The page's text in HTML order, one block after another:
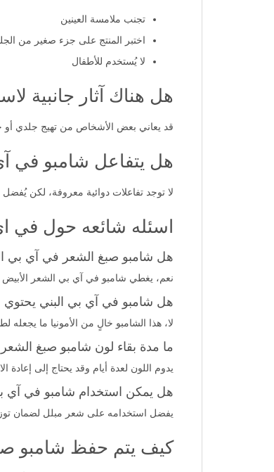
تجنب ملامسة العينين
اختبر المنتج على جزء صغير من
لا يُستخدم للأطفال
هل هناك آثار جانبية
قد يعاني بعض الأشخاص من تهيج جلدي
هل يتفاعل شامبو في
لا توجد تفاعلات دوائية معروفة، لكن
اسئله شائعه حول في اى
هل شامبو صبغ الشعر في آي بي
نعم، يغطي شامبو في آي بي الشعر
هل شامبو في آي بي البني يحتوي
لا، هذا الشامبو خالٍ من الأمونيا ما يجعله
ما مدة بقاء لون شامبو صبغ
يدوم اللون لعدة أيام وقد يحتاج إلى إعادة الاستخدام بعد 5-7 أيام
هل يمكن استخدام شامبو في آي
يفضل استخدامه على شعر مبلل لضمان
كيف يتم حفظ شامبو